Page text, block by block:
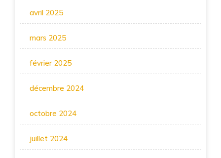
avril 2025
mars 2025
février 2025
décembre 2024
octobre 2024
juillet 2024